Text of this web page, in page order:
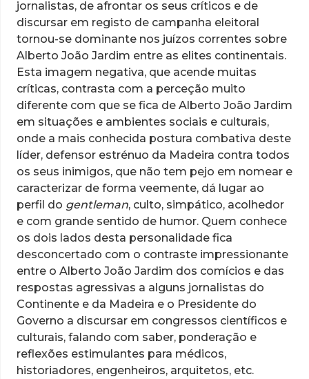
jornalistas, de afrontar os seus críticos e de
discursar em registo de campanha eleitoral
tornou-se dominante nos juízos correntes sobre
Alberto João Jardim entre as elites continentais.
Esta imagem negativa, que acende muitas
críticas, contrasta com a perceção muito
diferente com que se fica de Alberto João Jardim
em situações e ambientes sociais e culturais,
onde a mais conhecida postura combativa deste
líder, defensor estrénuo da Madeira contra todos
os seus inimigos, que não tem pejo em nomear e
caracterizar de forma veemente, dá lugar ao
perfil do gentleman, culto, simpático, acolhedor
e com grande sentido de humor. Quem conhece
os dois lados desta personalidade fica
desconcertado com o contraste impressionante
entre o Alberto João Jardim dos comícios e das
respostas agressivas a alguns jornalistas do
Continente e da Madeira e o Presidente do
Governo a discursar em congressos científicos e
culturais, falando com saber, ponderação e
reflexões estimulantes para médicos,
historiadores, engenheiros, arquitetos, etc.